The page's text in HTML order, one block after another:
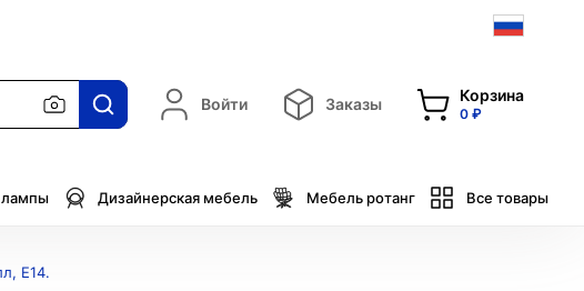
Войти Заказы Корзина
0 ₽
лампы Дизайнерская мебель Мебель ротанг Все товары
E14.